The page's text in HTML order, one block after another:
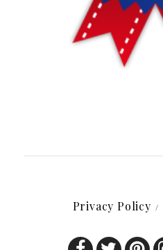
Privacy Policy